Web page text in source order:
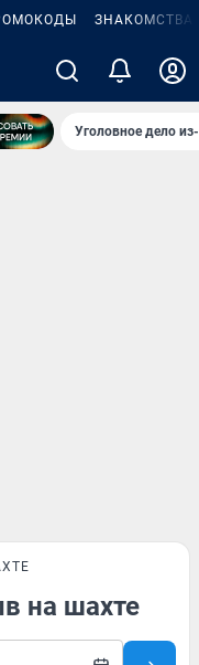
ЗНАКОМСТВА
Уголовное дело
на шахте